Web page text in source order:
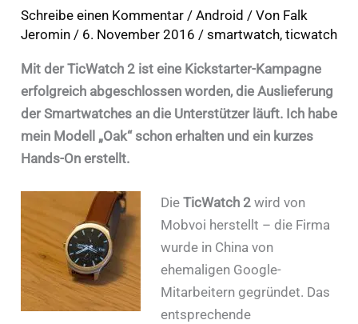
Schreibe einen Kommentar / Android / Von Falk
Jeromin / 6. November 2016 / smartwatch, ticwatch
Mit der TicWatch 2 ist eine Kickstarter-Kampagne
erfolgreich abgeschlossen worden, die Auslieferung
der Smartwatches an die Unterstützer läuft. Ich habe
mein Modell „Oak“ schon erhalten und ein kurzes
Hands-On erstellt.
Die TicWatch 2 wird von
Mobvoi herstellt – die Firma
wurde in China von
ehemaligen Google-
Mitarbeitern gegründet. Das
entsprechende